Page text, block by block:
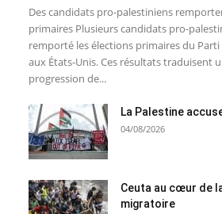
Des candidats pro-palestiniens
primaires Plusieurs candidats pro-
remporté les élections primaires du
aux États-Unis. Ces résultats traduisent
progression de...
La Palestine
04/08/2026
Ceuta au cœur de
migratoire